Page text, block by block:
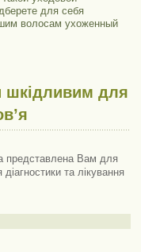
для себя
волосам ухоженный
шкідливим для
представлена ​​Вам для
та лікування